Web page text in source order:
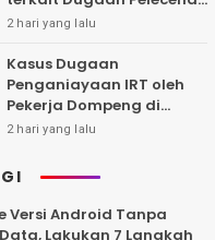
Polwan
2 hari yang lalu
Kasus Dugaan
Penganiayaan IRT oleh
Pekerja Dompeng di
Batanghari Jalan 7 Bulan,
Kepastian Hukum
2 hari yang lalu
Versi Android Tanpa
Lakukan 7 Langkah